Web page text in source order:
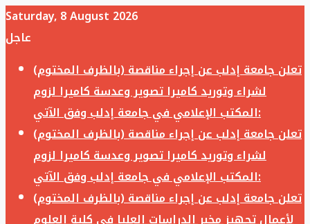
Saturday, 8 August 2026
عاجل
تعلن جامعة إدلب عن إجراء مناقصة (بالظرف المختوم)
لشراء وتوريد كاميرا تصوير وعدسة كاميرا لزوم
المكتب الإعلامي في جامعة إدلب وفق الآتي:
تعلن جامعة إدلب عن إجراء مناقصة (بالظرف المختوم)
لشراء وتوريد كاميرا تصوير وعدسة كاميرا لزوم
المكتب الإعلامي في جامعة إدلب وفق الآتي:
تعلن جامعة إدلب عن إجراء مناقصة (بالظرف المختوم)
لأعمال تجهيز مخبر الدراسات العليا في كلية العلوم